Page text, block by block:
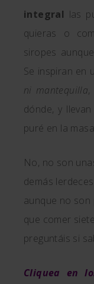
integral las
quieras o
siropes
Se inspiran en
ni mantequilla,
dónde, y
puré en la
No, no son
demás
aunque no son
que comer
preguntáis si
Cliquea en